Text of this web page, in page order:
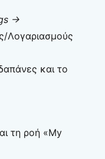
→
Λογαριασμούς
και το
τη ροή «My